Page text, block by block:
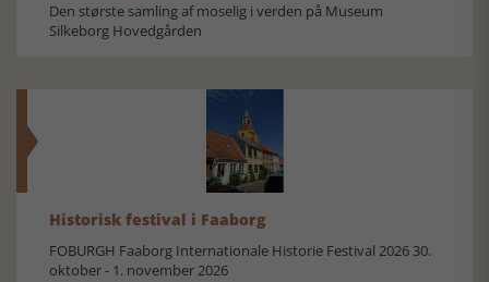
Den største samling af moselig i verden på Museum
Silkeborg Hovedgården
Historisk festival i Faaborg
FOBURGH Faaborg Internationale Historie Festival 2026 30.
oktober - 1. november 2026